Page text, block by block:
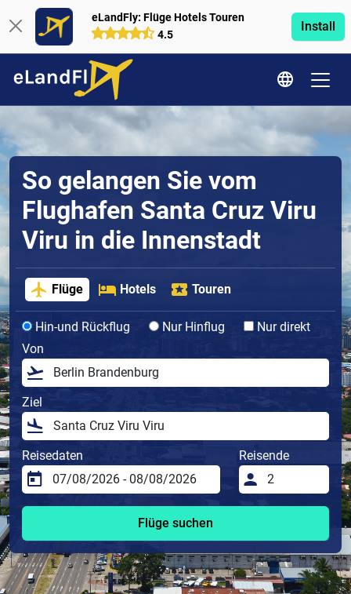
eLandFly: Flüge Hotels Touren
4.5
Install
So gelangen Sie vom
Flughafen Santa Cruz Viru
Viru in die Innenstadt
Flüge Hotels Touren
Hin-und Rückflug Nur Hinflug
Nur direkt
Von
Ziel
Reisedaten Reisende
Flüge suchen